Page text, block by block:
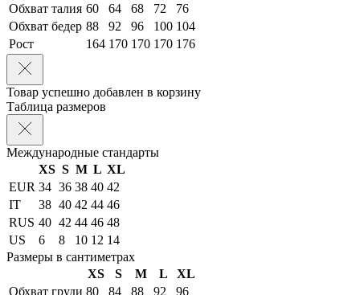
Обхват талия 60 64 68 72
76
Обхват бедер 88 92 96 100 104
Рост
164 170 170 170 176
Товар успешно добавлен в корзину
Таблица размеров
Международные стандарты
XS S M L XL
EUR 34 36 38 40 42
IT
38 40 42 44 46
RUS 40 42 44 46 48
US
6 8 10 12 14
Размеры в сантиметрах
XS
S M L
XL
Обхват груди 80 84 88 92 96